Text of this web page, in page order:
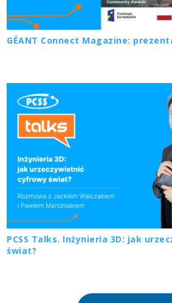
GÉANT Connect Magazine:
PCSS Talks. Inżynieria 3D: jak
świat?